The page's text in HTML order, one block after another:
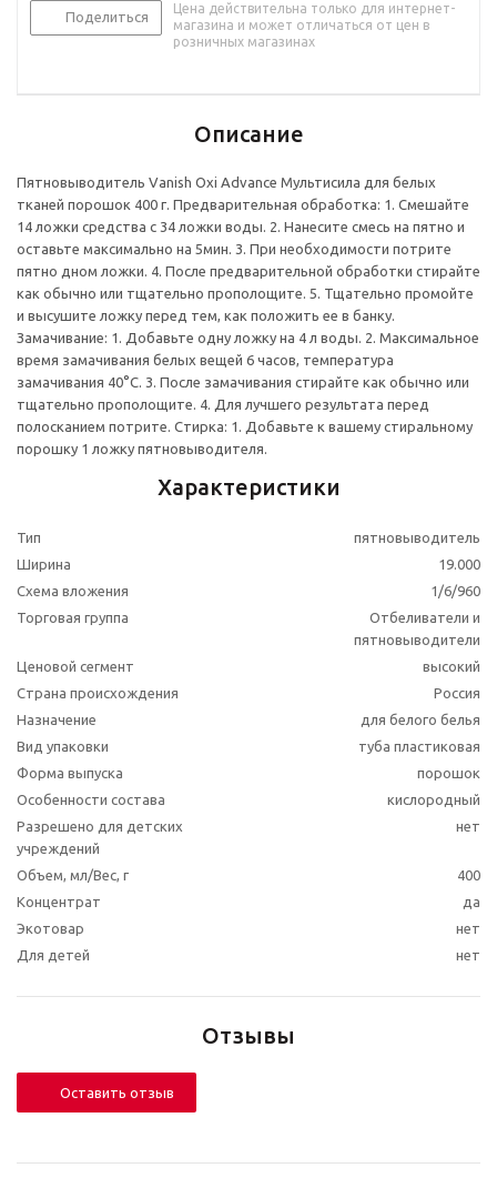
Поделиться
Цена действительна только для интернет-
магазина и может отличаться от цен в
розничных магазинах
Описание
Пятновыводитель Vanish Oxi Advance Мультисила для белых
тканей порошок 400 г. Предварительная обработка: 1. Смешайте
14 ложки средства с 34 ложки воды. 2. Нанесите смесь на пятно и
оставьте максимально на 5мин. 3. При необходимости потрите
пятно дном ложки. 4. После предварительной обработки стирайте
как обычно или тщательно прополощите. 5. Тщательно промойте
и высушите ложку перед тем, как положить ее в банку.
Замачивание: 1. Добавьте одну ложку на 4 л воды. 2. Максимальное
время замачивания белых вещей 6 часов, температура
замачивания 40°C. 3. После замачивания стирайте как обычно или
тщательно прополощите. 4. Для лучшего результата перед
полосканием потрите. Стирка: 1. Добавьте к вашему стиральному
порошку 1 ложку пятновыводителя.
Характеристики
Тип
пятновыводитель
Ширина
19.000
Схема вложения
1/6/960
Торговая группа
Отбеливатели и
пятновыводители
Ценовой сегмент
высокий
Страна происхождения
Россия
Назначение
для белого белья
Вид упаковки
туба пластиковая
Форма выпуска
порошок
Особенности состава
кислородный
Разрешено для детских
учреждений
нет
Объем, мл/Вес, г
400
Концентрат
да
Экотовар
нет
Для детей
нет
Отзывы
Оставить отзыв